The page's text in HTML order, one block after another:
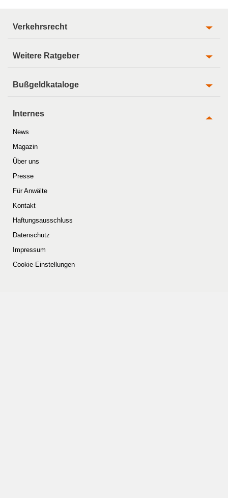
Verkehrsrecht
Weitere Ratgeber
Bußgeldkataloge
Internes
News
Magazin
Über uns
Presse
Für Anwälte
Kontakt
Haftungsausschluss
Datenschutz
Impressum
Cookie-Einstellungen